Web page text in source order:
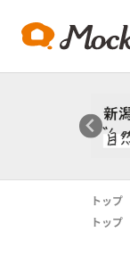
トップ
トップ